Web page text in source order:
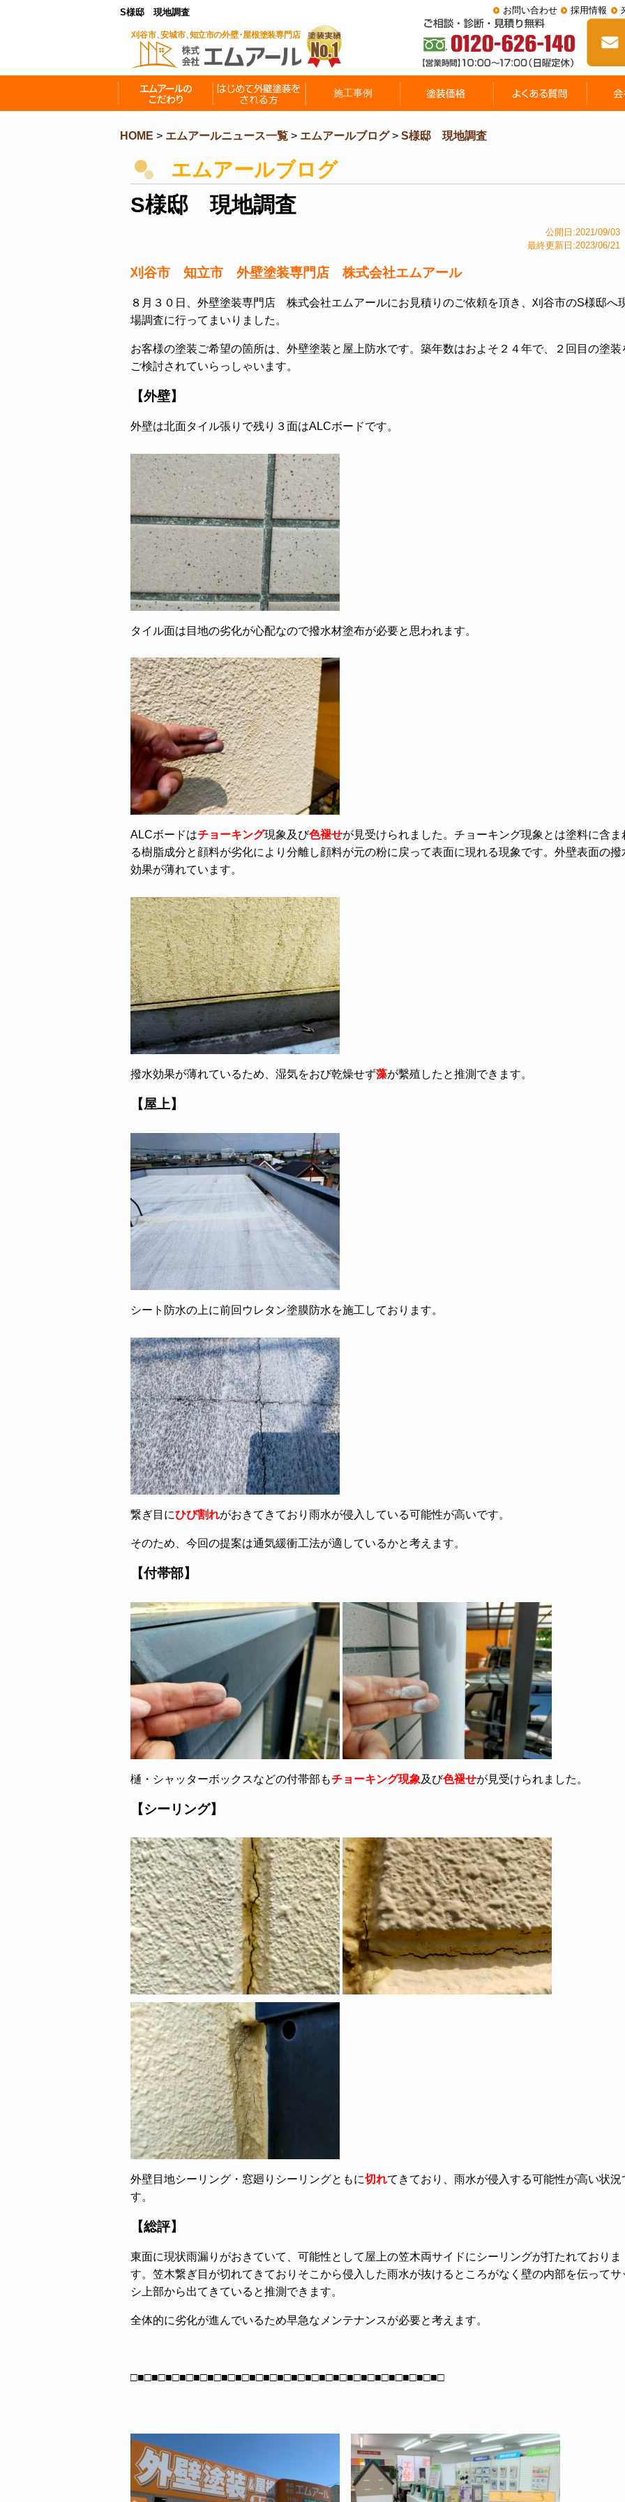
S様邸 現地調査 お問い合わせ 採用情報
HOME > エムアールニュース一覧 > エムアールブログ> S様邸 現地調査
エムアールブログ
S様邸 現地調査
公開日:2021/09/03
最終更新日:2023/06/21
刈谷市 知立市 外壁塗装専門店 株式会社エムアール
８月３０日、外壁塗装専門店 株式会社エムアールにお見積りのご依頼を頂き、刈谷市のS様邸へ
場調査に行ってまいりました。
お客様の塗装ご希望の箇所は、外壁塗装と屋上防水です。築年数はおよそ２４年で、２回目の塗装
ご検討されていらっしゃいます。
【外壁】
外壁は北面タイル張りで残り３面はALCボードです。
タイル面は目地の劣化が心配なので撥水材塗布が必要と思われます。
ALCボードはチョーキング現象及び色褪せが見受けられました。チョーキング現象とは塗料に含ま
る樹脂成分と顔料が劣化により分離し顔料が元の粉に戻って表面に現れる現象です。外壁表面の撥
効果が薄れています。
撥水効果が薄れているため、湿気をおび乾燥せず藻が繫殖したと推測できます。
【屋上】
シート防水の上に前回ウレタン塗膜防水を施工しております。
繋ぎ目にひび割れがおきてきており雨水が侵入している可能性が高いです。
そのため、今回の提案は通気緩衝工法が適しているかと考えます。
【付帯部】
樋・シャッターボックスなどの付帯部もチョーキング現象及び色褪せが見受けられました。
【シーリング】
外壁目地シーリング・窓廻りシーリングともに切れてきており、雨水が侵入する可能性が高い状況
す。
【総評】
東面に現状雨漏りがおきていて、可能性として屋上の笠木両サイドにシーリングが打たれておりま
す。笠木繋ぎ目が切れてきておりそこから侵入した雨水が抜けるところがなく壁の内部を伝ってサ
シ上部から出てきていると推測できます。
全体的に劣化が進んでいるため早急なメンテナンスが必要と考えます。
□■□■□■□■□■□■□■□■□■□■□■□■□■□■□■□■□■□■□■□■□■□■□